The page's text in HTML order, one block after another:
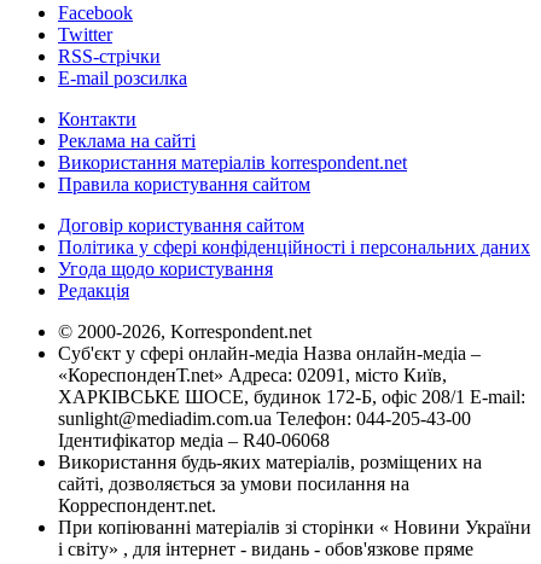
Facebook
Twitter
RSS-стрічки
E-mail розсилка
Контакти
Реклама на сайті
Використання матеріалів korrespondent.net
Правила користування сайтом
Договір користування сайтом
Політика у сфері конфіденційності і персональних даних
Угода щодо користування
Редакція
© 2000-2026, Korrespondent.net
Суб'єкт у сфері онлайн-медіа Назва онлайн-медіа –
«КореспонденТ.net» Адреса: 02091, місто Київ,
ХАРКІВСЬКЕ ШОСЕ, будинок 172-Б, офіс 208/1 E-mail:
sunlight@mediadim.com.ua Телефон: 044-205-43-00
Ідентифікатор медіа – R40-06068
Використання будь-яких матеріалів, розміщених на
сайті, дозволяється за умови посилання на
Корреспондент.net.
При копіюванні матеріалів зі сторінки « Новини України
і світу» , для інтернет - видань - обов'язкове пряме